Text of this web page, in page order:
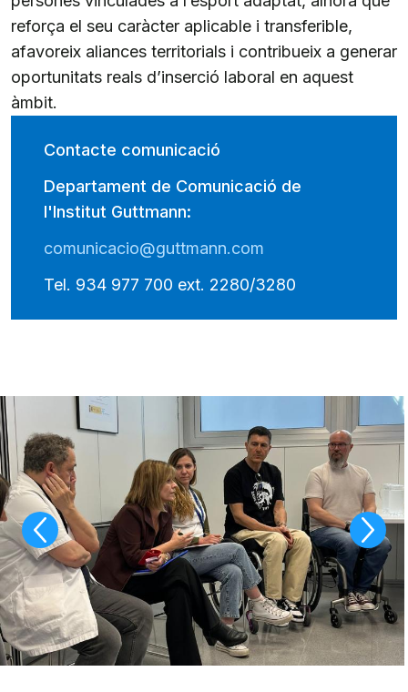
Contacte comunicació
Departament de Comunicació de
l'Institut Guttmann:
comunicacio@guttmann.com
Tel. 934 977 700 ext. 2280/3280
reforça el seu caràcter aplicable i transferible,
afavoreix aliances territorials i contribueix a generar
oportunitats reals d’inserció laboral en aquest
àmbit.